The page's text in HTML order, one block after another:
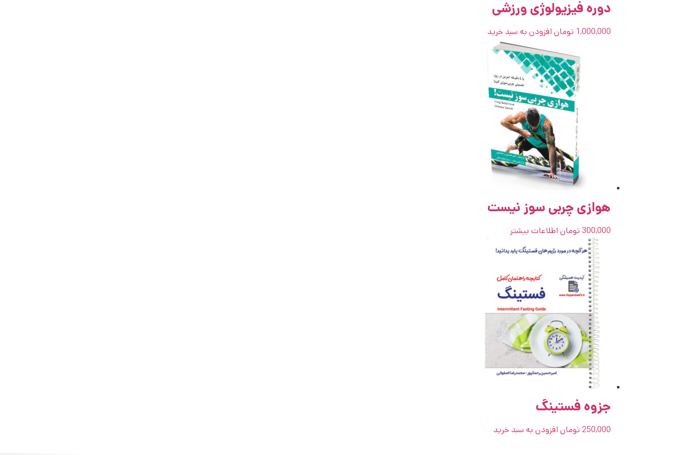
دوره فیزیولوژی ورزشی
1,000,000 تومان افزودن به سبد خرید
هوازی چربی سوز نیست
300,000 تومان اطلاعات بیشتر
جزوه فستینگ
250,000 تومان افزودن به سبد خرید